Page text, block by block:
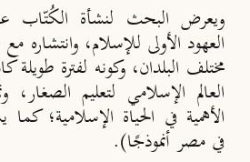
ويعرض البحث لنشأة الكُتّاب
العهود الأولى للإسلام، وانتشاره
مختلف البلدان، وكونه لفترة طويلة
العالم الإسلامي لتعليم الصغار،
الأهمية في الحياة الإسلامية؛
في مصر أنموذجًا).